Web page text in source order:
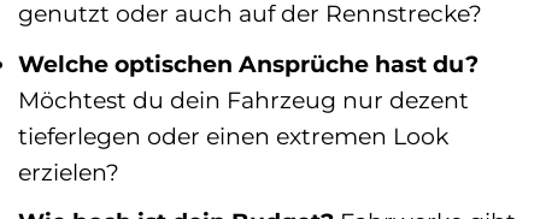
genutzt oder auch auf der Rennstrecke?
Welche optischen Ansprüche hast du?
Möchtest du dein Fahrzeug nur dezent
tieferlegen oder einen extremen Look
erzielen?